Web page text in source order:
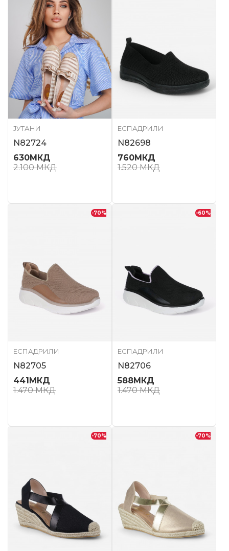
ЈУТАНИ
N82724
630МКД
2.100МКД
ЕСПАДРИЛИ
N82698
760МКД
1.520МКД
-70%
ЕСПАДРИЛИ
N82705
441 МКД
1.470МКД
-60%
ЕСПАДРИЛИ
N82706
588МКД
1.470МКД
-70% -70%